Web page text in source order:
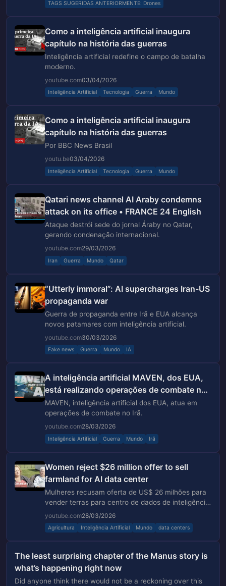
TAGS SUGERIDAS ANTERIORMENTE: Drones
Como a inteligência artificial inaugura
capítulo na história das guerras
Inteligência artificial redefine o campo de batalha
moderno.
youtube.com03/04/2026
Inteligência Artificial Tecnologia Guerra Mundo
Como a inteligência artificial inaugura
capítulo na história das guerras
Por BBC News Brasil
youtu.be03/04/2026
Inteligência Artificial Tecnologia Guerra Mundo
Qatari news channel AI Araby condemns
attack on its office • FRANCE 24 English
Ataque destrói sede do jornal Áraby no Qatar,
gerando condenação internacional.
youtube.com29/03/2026
Iran Guerra Mundo Qatar
“Utterly immoral”: AI supercharges Iran-US
propaganda war
Guerra de propaganda entre Irã e EUA alcança
novos patamares com inteligência artificial.
youtube.com30/03/2026
Fake news Guerra Mundo IA
A inteligência artificial MAVEN, dos EUA,
está realizando operações de combate no
Irã.
MAVEN, inteligência artificial dos EUA, atua em
operações de combate no Irã.
youtube.com28/03/2026
Inteligência Artificial Guerra Mundo Irã
Women reject $26 million offer to sell
farmland for AI data center
Mulheres recusam oferta de US$ 26 milhões para
vender terras para centro de dados de inteligência
artificial.
youtube.com28/03/2026
Agricultura Inteligência Artificial Mundo data centers
The least surprising chapter of the Manus story is
what’s happening right now
Did anyone think there would not be a reckoning over this